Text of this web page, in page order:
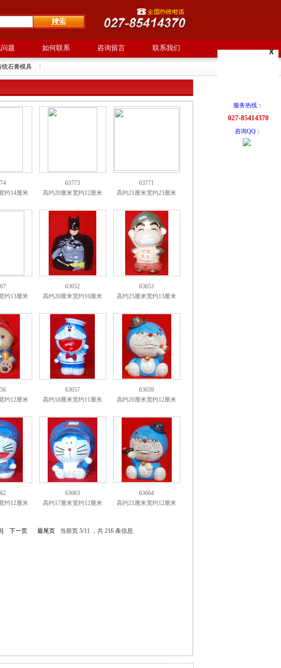
X
服务热线：
027-85414370
咨询QQ：
题 如何联系 咨询留言 联系我们
统石膏模具
约14厘米
63773
高约20厘米宽约12厘米
63771
高约21厘米宽约23厘米
约13厘米
63652
高约20厘米宽约16厘米
63653
高约25厘米宽约13厘米
约12厘米
63657
高约18厘米宽约11厘米
63659
高约20厘米宽约12厘米
约12厘米
63663
高约17厘米宽约12厘米
63664
高约21厘米宽约12厘米
下一页 最尾页 当前页 5/11 ，共 216 条信息